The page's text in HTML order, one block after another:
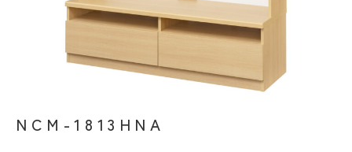
NCM-1813HNA